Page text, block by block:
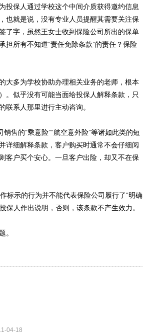
保人通过学校这个中间介质获得邀约信息
也就是说，没有专业人员提醒其需要关注保
了字，虽然王女士收到保险公司所出的保单
担所有不知道“责任免除条款”的责任？保险
多为学校协助办理相关业务的老师，根本
。似乎没有可能当面给投保人解释条款，只
联系人那里进行主动咨询。
的“乘意险”“航空意外险”等诸如此类的短
详细解释条款，客户购买时通常不会仔细阅
客户买个安心。一旦客户出险，却又不在保
示的行为并不能代表保险公司履行了“明确
保人作出说明，否则，该条款不产生效力。
。
04-18